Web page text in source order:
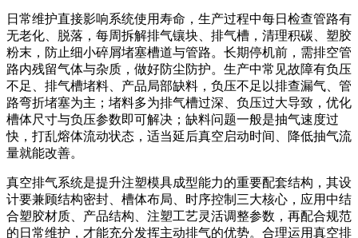
日常维护直接影响系统使用寿命，生产过程中每日检查管路有
无老化、脱落，每周拆解排气镶块、排气槽，清理积碳、塑胶
粉末，防止细小碎屑堵塞槽道与管路。长期停机前，需排空管
路内残留气体与杂质，做好防尘防护。生产中常见故障有负压
不足、排气槽堵料、产品局部缺料，负压不足以排查漏气、管
路弯折堵塞为主；堵料多为排气槽过深、负压过大导致，优化
槽体尺寸与负压参数即可解决；缺料问题一般是抽气速度过
快，打乱熔体流动状态，适当延后真空启动时间、降低抽气流
量就能改善。
真空排气系统是提升注塑模具成型能力的重要配套结构，其设
计要兼顾结构密封、槽体布局、时序控制三大核心，应用中结
合塑胶材质、产品结构、注塑工艺灵活调整参数，再配合规范
的日常维护，才能充分发挥主动排气的优势。合理运用真空排